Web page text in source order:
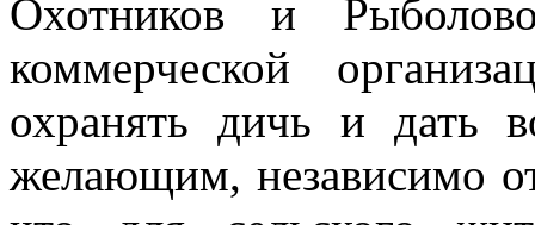
Охотников и
коммерческой
охранять дичь и дать
желающим, независимо